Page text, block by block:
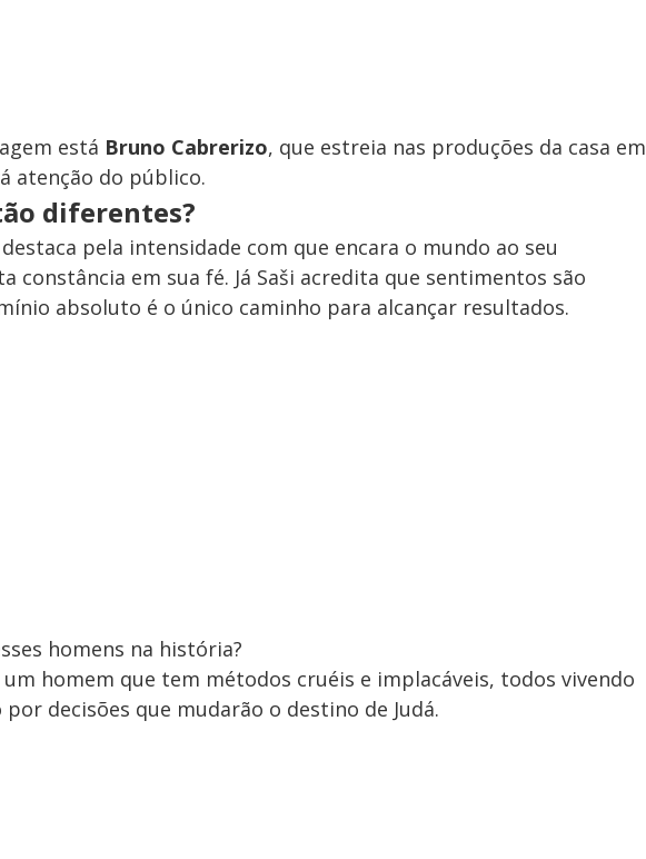
está Bruno Cabrerizo, que estreia nas produções da casa em
atenção do público.
diferentes?
pela intensidade com que encara o mundo ao seu
constância em sua fé. Já Saši acredita que sentimentos são
absoluto é o único caminho para alcançar resultados.
homens na história?
um homem que tem métodos cruéis e implacáveis, todos vivendo
decisões que mudarão o destino de Judá.